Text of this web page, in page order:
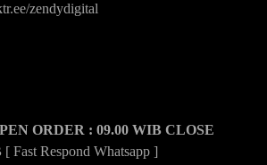
zendydigital
ORDER : 09.00 WIB CLOSE
[ Fast Respond Whatsapp ]